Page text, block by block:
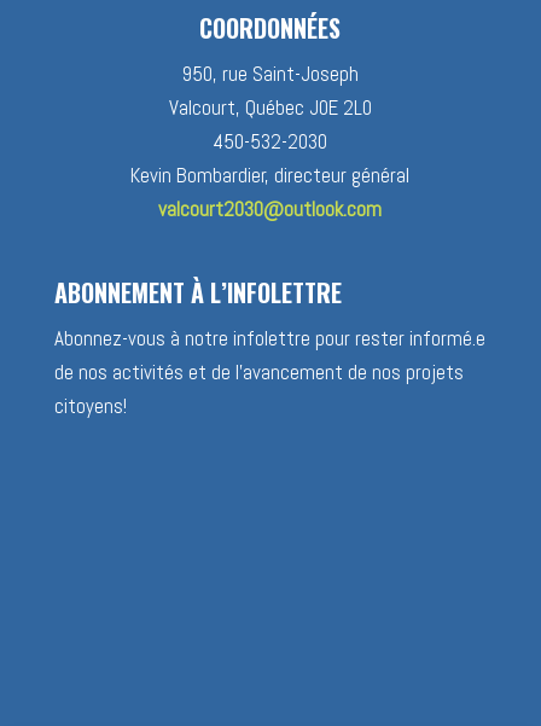
COORDONNÉES
950, rue Saint-Joseph
Valcourt, Québec J0E 2L0
450-532-2030
Kevin Bombardier, directeur général
valcourt2030@outlook.com
ABONNEMENT À L’INFOLETTRE
Abonnez-vous à notre infolettre pour rester informé.e
de nos activités et de l’avancement de nos projets
citoyens!